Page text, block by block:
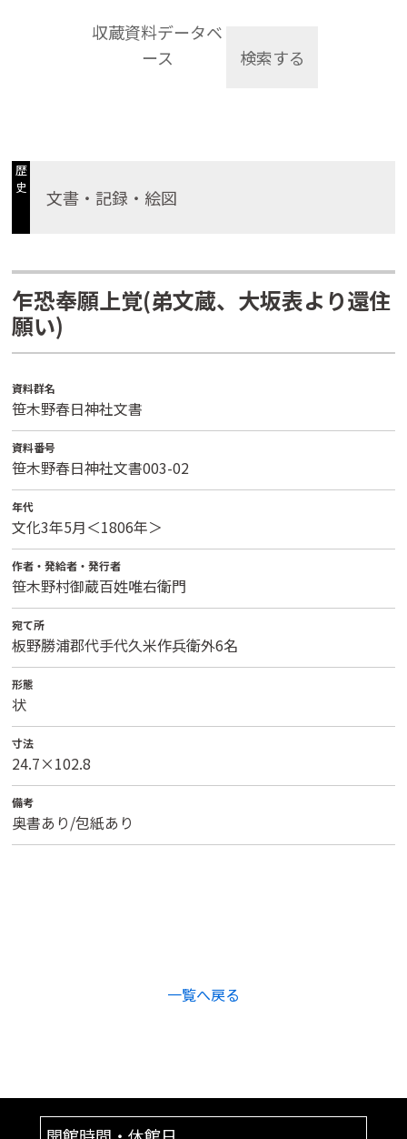
収蔵資料データベ
ース
検索する
歴
史
文書・記録・絵図
乍恐奉願上覚(弟文蔵、大坂表より還住
願い)
資料群名
笹木野春日神社文書
資料番号
笹木野春日神社文書003-02
年代
文化3年5月＜1806年＞
作者・発給者・発行者
笹木野村御蔵百姓唯右衛門
宛て所
板野勝浦郡代手代久米作兵衛外6名
形態
状
寸法
24.7×102.8
備考
奥書あり/包紙あり
一覧へ戻る